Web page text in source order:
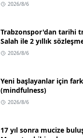
2026/8/6
Trabzonspor'dan tarihi
Salah ile 2 yıllık
2026/8/6
Yeni başlayanlar için
(mindfulness)
2026/8/6
17 yıl sonra mucize